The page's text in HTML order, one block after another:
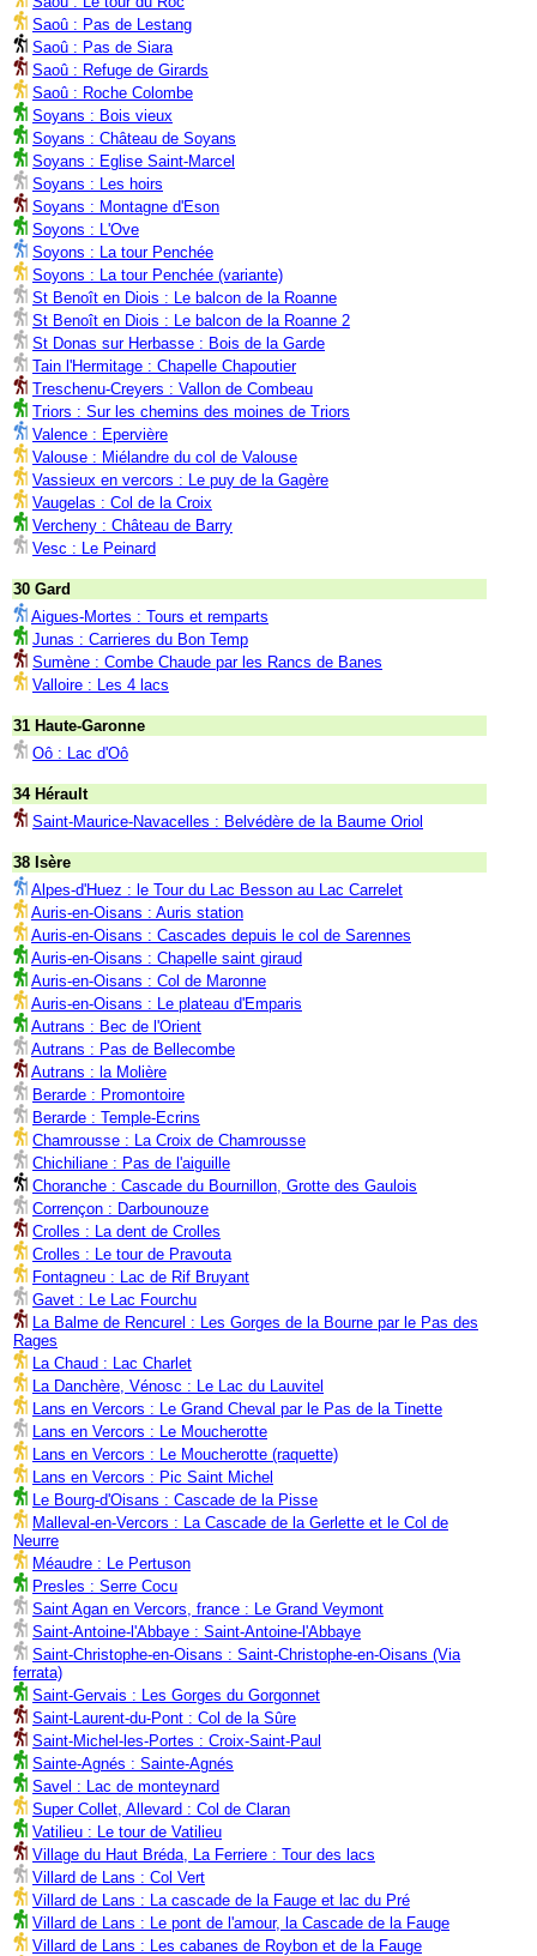
Saoû : Pas de Lestang
Saoû : Pas de Siara
Saoû : Refuge de Girards
Saoû : Roche Colombe
Soyans : Bois vieux
Soyans : Château de Soyans
Soyans : Eglise Saint-Marcel
Soyans : Les hoirs
Soyans : Montagne d'Eson
Soyons : L'Ove
Soyons : La tour Penchée
Soyons : La tour Penchée (variante)
St Benoît en Diois : Le balcon de la Roanne
St Benoît en Diois : Le balcon de la Roanne 2
St Donas sur Herbasse : Bois de la Garde
Tain l'Hermitage : Chapelle Chapoutier
Treschenu-Creyers : Vallon de Combeau
Triors : Sur les chemins des moines de Triors
Valence : Epervière
Valouse : Miélandre du col de Valouse
Vassieux en vercors : Le puy de la Gagère
Vaugelas : Col de la Croix
Vercheny : Château de Barry
Vesc : Le Peinard
30 Gard
Aigues-Mortes : Tours et remparts
Junas : Carrieres du Bon Temp
Sumène : Combe Chaude par les Rancs de Banes
Valloire : Les 4 lacs
31 Haute-Garonne
Oô : Lac d'Oô
34 Hérault
Saint-Maurice-Navacelles : Belvédère de la Baume Oriol
38 Isère
Alpes-d'Huez : le Tour du Lac Besson au Lac Carrelet
Auris-en-Oisans : Auris station
Auris-en-Oisans : Cascades depuis le col de Sarennes
Auris-en-Oisans : Chapelle saint giraud
Auris-en-Oisans : Col de Maronne
Auris-en-Oisans : Le plateau d'Emparis
Autrans : Bec de l'Orient
Autrans : Pas de Bellecombe
Autrans : la Molière
Berarde : Promontoire
Berarde : Temple-Ecrins
Chamrousse : La Croix de Chamrousse
Chichiliane : Pas de l'aiguille
Choranche : Cascade du Bournillon, Grotte des Gaulois
Corrençon : Darbounouze
Crolles : La dent de Crolles
Crolles : Le tour de Pravouta
Fontagneu : Lac de Rif Bruyant
Gavet : Le Lac Fourchu
La Balme de Rencurel : Les Gorges de la Bourne par le Pas des
Rages
La Chaud : Lac Charlet
La Danchère, Vénosc : Le Lac du Lauvitel
Lans en Vercors : Le Grand Cheval par le Pas de la Tinette
Lans en Vercors : Le Moucherotte
Lans en Vercors : Le Moucherotte (raquette)
Lans en Vercors : Pic Saint Michel
Le Bourg-d'Oisans : Cascade de la Pisse
Malleval-en-Vercors : La Cascade de la Gerlette et le Col de
Neurre
Méaudre : Le Pertuson
Presles : Serre Cocu
Saint Agan en Vercors, france : Le Grand Veymont
Saint-Antoine-l'Abbaye : Saint-Antoine-l'Abbaye
Saint-Christophe-en-Oisans : Saint-Christophe-en-Oisans (Via
ferrata)
Saint-Gervais : Les Gorges du Gorgonnet
Saint-Laurent-du-Pont : Col de la Sûre
Saint-Michel-les-Portes : Croix-Saint-Paul
Sainte-Agnés : Sainte-Agnés
Savel : Lac de monteynard
Super Collet, Allevard : Col de Claran
Vatilieu : Le tour de Vatilieu
Village du Haut Bréda, La Ferriere : Tour des lacs
Villard de Lans : Col Vert
Villard de Lans : La cascade de la Fauge et lac du Pré
Villard de Lans : Le pont de l'amour, la Cascade de la Fauge
Villard de Lans : Les cabanes de Roybon et de la Fauge